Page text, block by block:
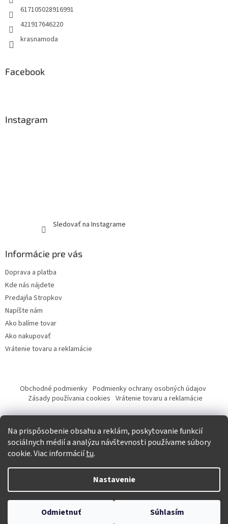
Na prispôsobenie obsahu a reklám, poskytovanie funkcií
sociálnych médií a analýzu návštevnosti používame súbory
cookie. Viac informáciítu.
Nastavenie
Odmietnuť Súhlasím
617105028916991
421917646220
krasnamoda
Facebook
Instagram
Sledovať na Instagrame
Informácie pre vás
Doprava a platba
Kde nás nájdete
Predajňa Stropkov
Napíšte nám
Ako balíme tovar
Ako nakupovať
Vrátenie tovaru a reklamácie
Obchodné podmienky Podmienky ochrany osobných údajov
Zásady používania cookies Vrátenie tovaru a reklamácie
Tvorba eshopu a SEO optimalizácia
Copyright 2026Krásna móda. Všetky práva vyhradené.Upraviť